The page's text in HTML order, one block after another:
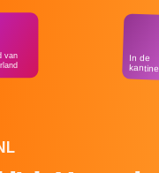
van In de
kantine